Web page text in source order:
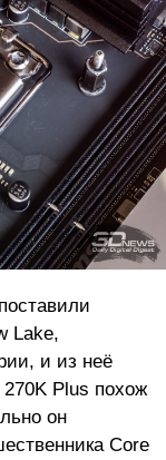
Lake,
и из неё
Plus похож
он
Core